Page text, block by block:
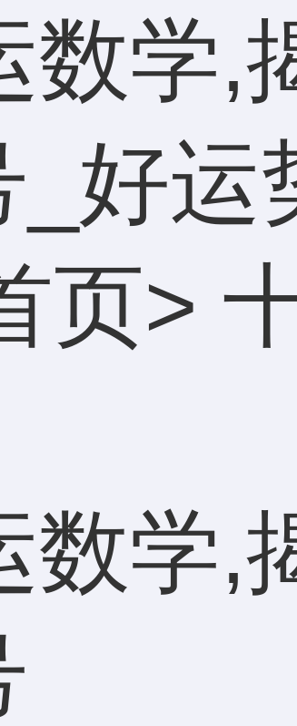
数学,
好运
页>
数学,